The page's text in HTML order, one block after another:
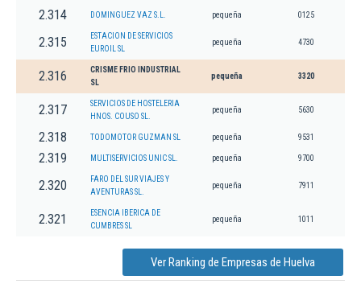
2.314 DOMINGUEZ VAZ S.L. pequeña 0125
2.315
ESTACION DE SERVICIOS
EUROIL SL
pequeña 4730
2.316
CRISME FRIO INDUSTRIAL
SL
pequeña 3320
2.317
SERVICIOS DE HOSTELERIA
HNOS. COUSO SL.
pequeña 5630
2.318 TODOMOTOR GUZMAN SL pequeña 9531
2.319 MULTISERVICIOS UNIC SL. pequeña 9700
2.320
FARO DEL SUR VIAJES Y
AVENTURAS SL.
pequeña 7911
2.321
ESENCIA IBERICA DE
CUMBRES SL
pequeña 1011
Ver Ranking de Empresas de Huelva